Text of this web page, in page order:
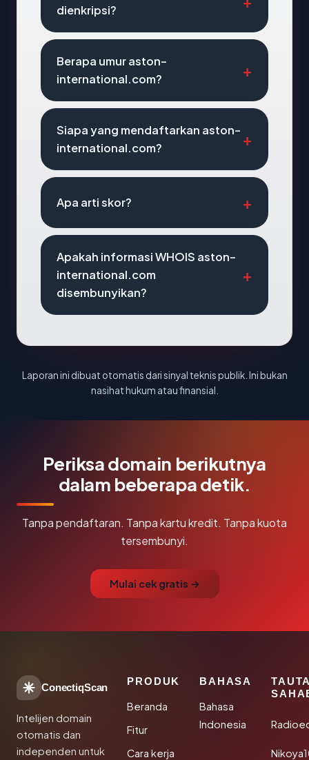
dienkripsi?
Berapa umur aston-
international.com?
Siapa yang mendaftarkan aston-
international.com?
Apa arti skor?
Apakah informasi WHOIS aston-
international.com
disembunyikan?
Laporan ini dibuat otomatis dari sinyal teknis publik. Ini bukan
nasihat hukum atau finansial.
Periksa domain berikutnya
dalam beberapa detik.
Tanpa pendaftaran. Tanpa kartu kredit. Tanpa kuota
tersembunyi.
Mulai cek gratis →
ConectiqScan
Intelijen domain
otomatis dan
independen untuk
PRODUK
Beranda
Fitur
Cara kerja
BAHASA
Bahasa
Indonesia